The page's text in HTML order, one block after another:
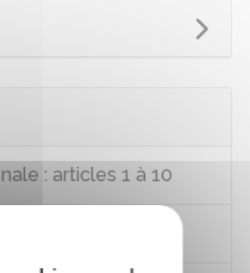
: articles 1 à 10